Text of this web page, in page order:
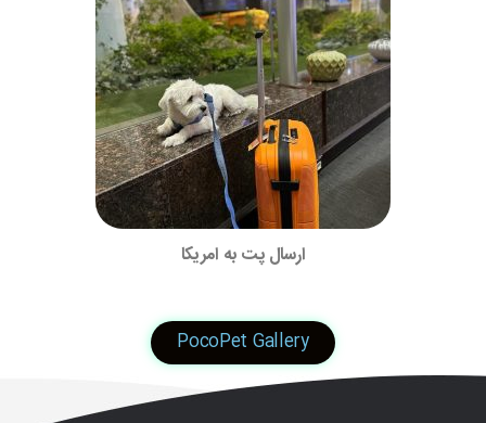
ارسال پت به امریکا
PocoPet Gallery